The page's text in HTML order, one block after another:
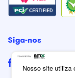
Siga-nos
Nosso site utiliza